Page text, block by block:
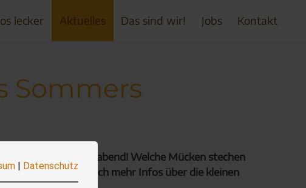
lecker Aktuelles Das sind wir! Jobs Kontakt
Sommers
an einem Sommerabend! Welche Mücken stechen
darauf und noch mehr Infos über die kleinen
| Datenschutz